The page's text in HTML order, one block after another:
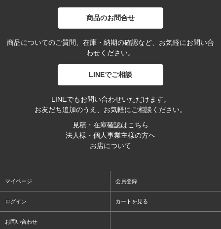
商品のお問合せ
商品についてのご質問、在庫・納期の確認など、お気軽にお問い合
わせください。
LINEでご相談
LINEでもお問い合わせいただけます。
お友だち追加のうえ、お気軽にご相談ください。
見積・在庫確認はこちら
法人様・個人事業主様の方へ
お店について
マイページ 会員登録
ログイン カートを見る
お問い合わせ